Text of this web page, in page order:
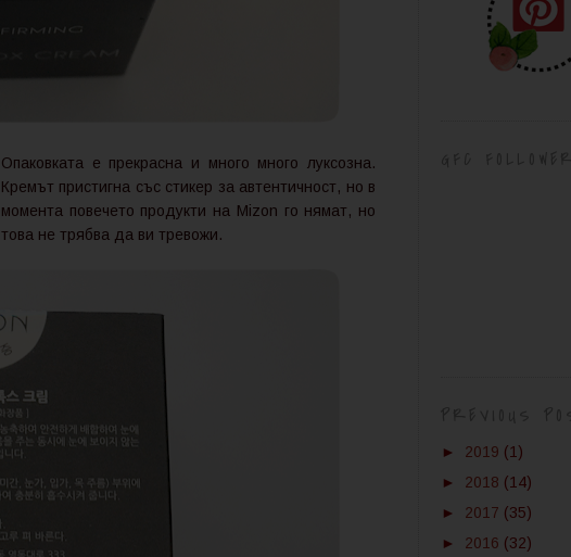
Опаковката е прекрасна и много много луксозна.
Кремът пристигна със стикер за автентичност, но в
момента повечето продукти на Mizon го нямат, но
това не трябва да ви тревожи.
► 2019 (1)
► 2018 (14)
► 2017 (35)
► 2016 (32)